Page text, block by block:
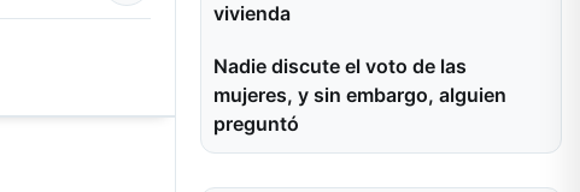
vivienda
Nadie discute el voto de las
mujeres, y sin embargo, alguien
preguntó